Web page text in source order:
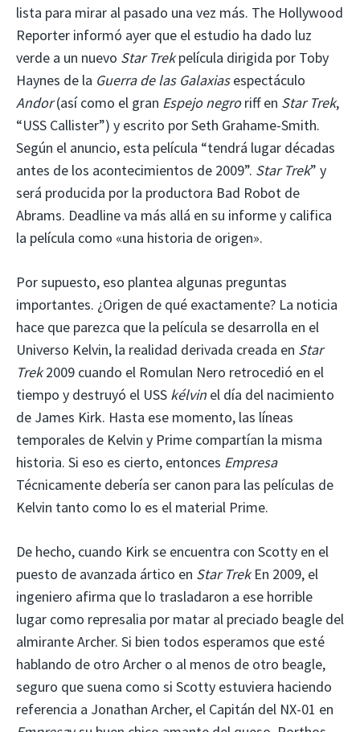
lista para mirar al pasado una vez más. The Hollywood
Reporter informó ayer que el estudio ha dado luz
verde a un nuevo Star Trekpelícula dirigida por Toby
Haynes de la Guerra de las Galaxiasespectáculo
Andor(así como el gran Espejo negroriff en Star Trek,
“USS Callister”) y escrito por Seth Grahame-Smith.
Según el anuncio, esta película “tendrá lugar décadas
antes de los acontecimientos de 2009”. Star Trek” y
será producida por la productora Bad Robot de
Abrams. Deadline va más allá en su informe y califica
la película como «una historia de origen».
Por supuesto, eso plantea algunas preguntas
importantes. ¿Origen de qué exactamente? La noticia
hace que parezca que la película se desarrolla en el
Universo Kelvin, la realidad derivada creada en Star
Trek2009 cuando el Romulan Nero retrocedió en el
tiempo y destruyó el USS kélvin el día del nacimiento
de James Kirk. Hasta ese momento, las líneas
temporales de Kelvin y Prime compartían la misma
historia. Si eso es cierto, entonces Empresa
Técnicamente debería ser canon para las películas de
Kelvin tanto como lo es el material Prime.
De hecho, cuando Kirk se encuentra con Scotty en el
puesto de avanzada ártico en Star TrekEn 2009, el
ingeniero afirma que lo trasladaron a ese horrible
lugar como represalia por matar al preciado beagle del
almirante Archer. Si bien todos esperamos que esté
hablando de otro Archer o al menos de otro beagle,
seguro que suena como si Scotty estuviera haciendo
referencia a Jonathan Archer, el Capitán del NX-01 en